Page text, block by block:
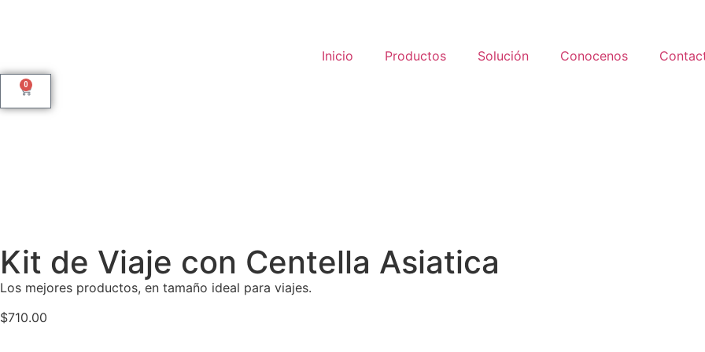
Inicio Productos Solución Conocenos
0
Kit de Viaje con Centella Asiatica
Los mejores productos, en tamaño ideal para viajes.
$710.00